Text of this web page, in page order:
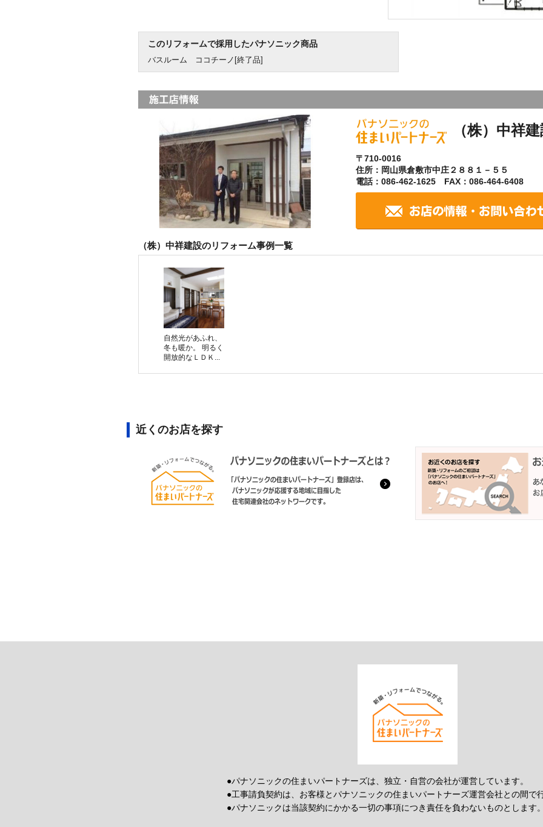
このリフォームで採用したパナソニック商品
バスルーム ココチーノ[終了品]
（株）中祥
〒710-0016
住所：岡山県倉敷市中庄２８８１－５５
電話：086-462-1625 FAX：086-464-6408
（株）中祥建設のリフォーム事例一覧
自然光があふれ、
冬も暖か。 明るく
開放的なＬＤＫ...
近くのお店を探す
●パナソニックの住まいパートナーズは、独立・自営の会社が運営しています。
●工事請負契約は、お客様とパナソニックの住まいパートナーズ運営会社との間で
●パナソニックは当該契約にかかる一切の事項につき責任を負わないものとします